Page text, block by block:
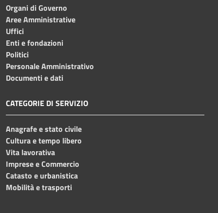
Organi di Governo
Aree Amministrative
Uffici
Enti e fondazioni
Politici
Personale Amministrativo
Documenti e dati
CATEGORIE DI SERVIZIO
Anagrafe e stato civile
Cultura e tempo libero
Vita lavorativa
Imprese e Commercio
Catasto e urbanistica
Mobilità e trasporti